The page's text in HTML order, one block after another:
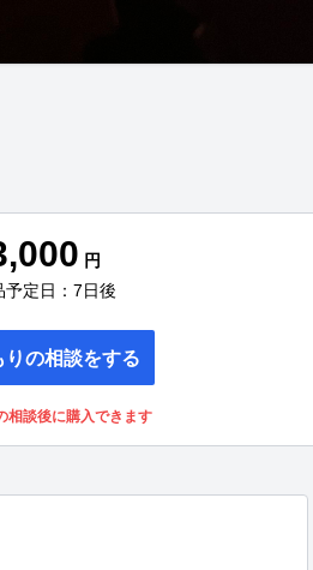
円
予定日：7日後
りの相談をする
相談後に購入できます